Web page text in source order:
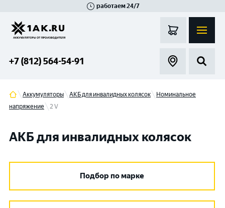
работаем 24/7
+7 (812) 564-54-91
Аккумуляторы АКБ для инвалидных колясок
Номинальное
напряжение
2 V
АКБ для инвалидных колясок
Подбор по марке
Гатчина